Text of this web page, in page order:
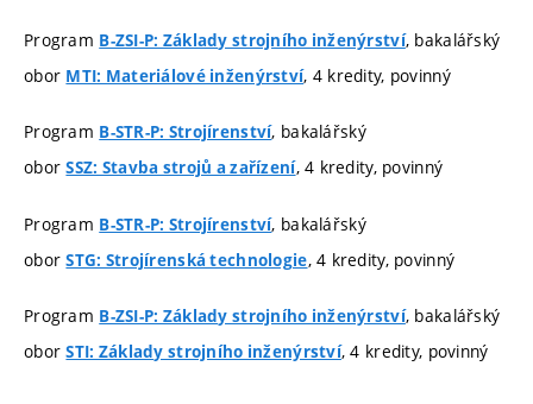
Program B-ZSI-P: Základy strojního inženýrství, bakalářský
obor MTI: Materiálové inženýrství, 4 kredity, povinný
Program B-STR-P: Strojírenství, bakalářský
oborSSZ: Stavba strojů a zařízení, 4 kredity, povinný
Program B-STR-P: Strojírenství, bakalářský
oborSTG: Strojírenská technologie, 4 kredity, povinný
Program B-ZSI-P: Základy strojního inženýrství, bakalářský
oborSTI: Základy strojního inženýrství, 4 kredity, povinný